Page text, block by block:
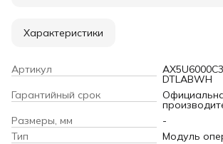
Характеристики
Артикул
DTLABWH
Гарантийный срок
Размеры, мм
-
Тип
Модуль